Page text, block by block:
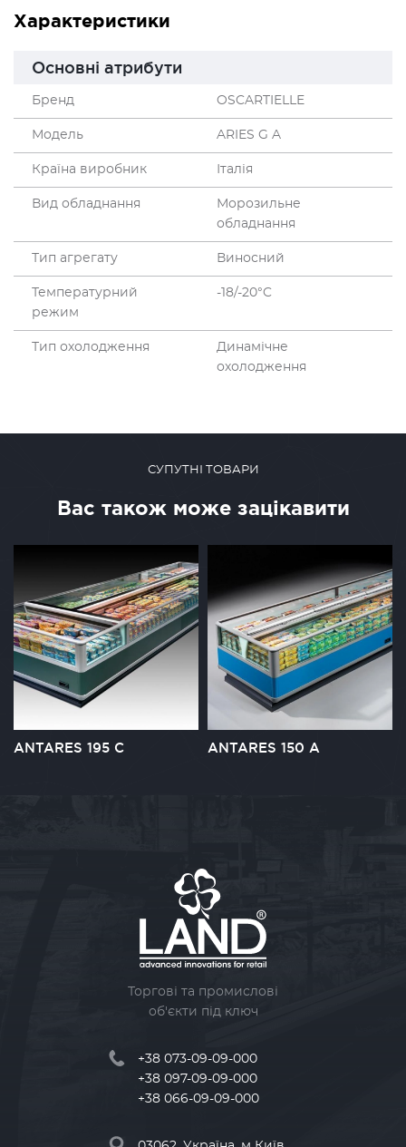
Характеристики
Основні атрибути
Бренд OSCARTIELLE
Модель ARIES G A
Країна виробник Італія
Вид обладнання
Морозильне
обладнання
Тип агрегату Виносний
Температурний
режим
-18/-20°C
Тип охолодження
Динамічне
охолодження
СУПУТНІ ТОВАРИ
Вас також може зацікавити
ANTARES 195 C ANTARES 150 A
Торгові та промислові
об'єкти під ключ
+38 073-09-09-000
+38 097-09-09-000
+38 066-09-09-000